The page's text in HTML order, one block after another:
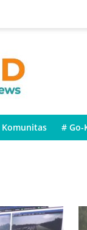
Komunitas #